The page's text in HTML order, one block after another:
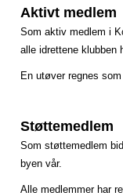
Aktivt medlem
Som aktiv medlem i
alle idrettene klubben
En utøver regnes
Støttemedlem
Som støttemedlem
byen vår.
Alle medlemmer har